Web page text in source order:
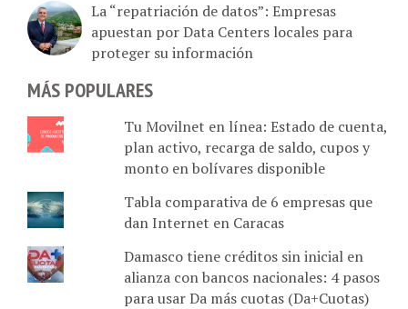
La “repatriación de datos”: Empresas
apuestan por Data Centers locales para
proteger su información
MÁS POPULARES
Tu Movilnet en línea: Estado de cuenta,
plan activo, recarga de saldo, cupos y
monto en bolívares disponible
Tabla comparativa de 6 empresas que
dan Internet en Caracas
Damasco tiene créditos sin inicial en
alianza con bancos nacionales: 4 pasos
para usar Da más cuotas (Da+Cuotas)